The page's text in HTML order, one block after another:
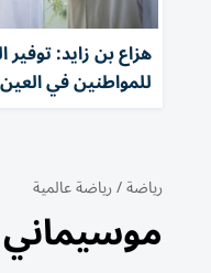
هزاع بن زايد: توفير
للمواطنين في
رياضة/رياضة عالمية
موسيماني